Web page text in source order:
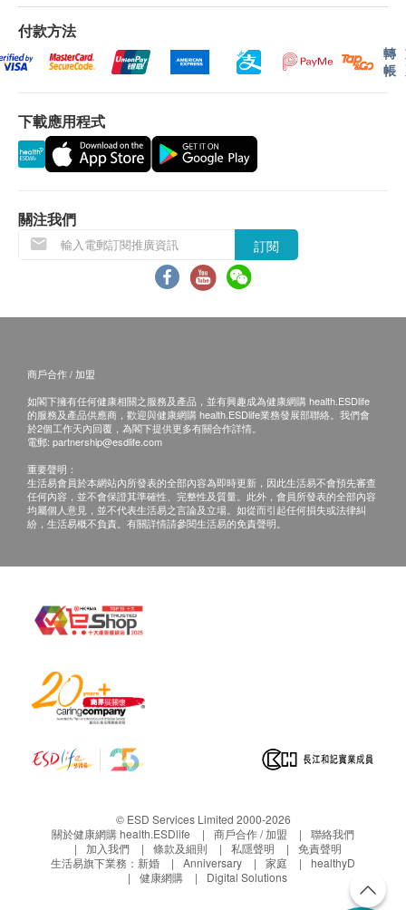
付款方法
轉
帳
下載應用程式
關注我們
訂閱
商戶合作 / 加盟
如閣下擁有任何健康相關之服務及產品，並有興趣成為健康網購 health.ESDlife
的服務及產品供應商，歡迎與健康網購 health.ESDlife業務發展部聯絡。我們會
於2個工作天內回覆，為閣下提供更多有關合作詳情。
電郵: partnership@esdlife.com
重要聲明：
生活易會員於本網站內所發表的全部內容為即時更新，因此生活易不會預先審查
任何內容，並不會保證其準確性、完整性及質量。此外，會員所發表的全部內容
均屬個人意見，並不代表生活易之言論及立場。如從而引起任何損失或法律糾
紛，生活易概不負責。有關詳情請參閱生活易的免責聲明。
© ESD Services Limited 2000-2026
關於健康網購 health.ESDlife
商戶合作 / 加盟
聯絡我們
加入我們
條款及細則 私隱聲明
免責聲明
生活易旗下業務： 新婚 Anniversary 家庭
healthyD
健康網購
Digital Solutions